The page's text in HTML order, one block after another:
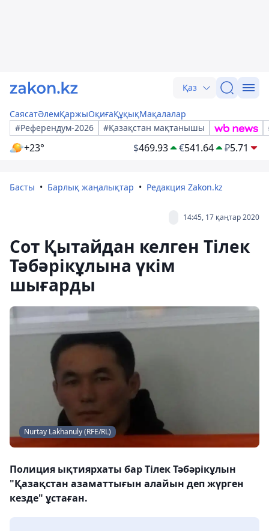
Қаз
СаясатӘлемҚаржыОқиғаҚұқықМақалалар
#Референдум-2026
#Қазақстан мақтанышы
+23° $469.93 €541.64 ₽5.71
Басты Барлық жаңалықтар Редакция Zakon.kz
14:45, 17 қаңтар 2020
Сот Қытайдан келген Тілек
Тәбәрікұлына үкім
шығарды
Nurtay Lakhanuly (RFE/RL)
Полиция ықтиярхаты бар Тілек Тәбәрікұлын
"Қазақстан азаматтығын алайын деп жүрген
кезде" ұстаған.